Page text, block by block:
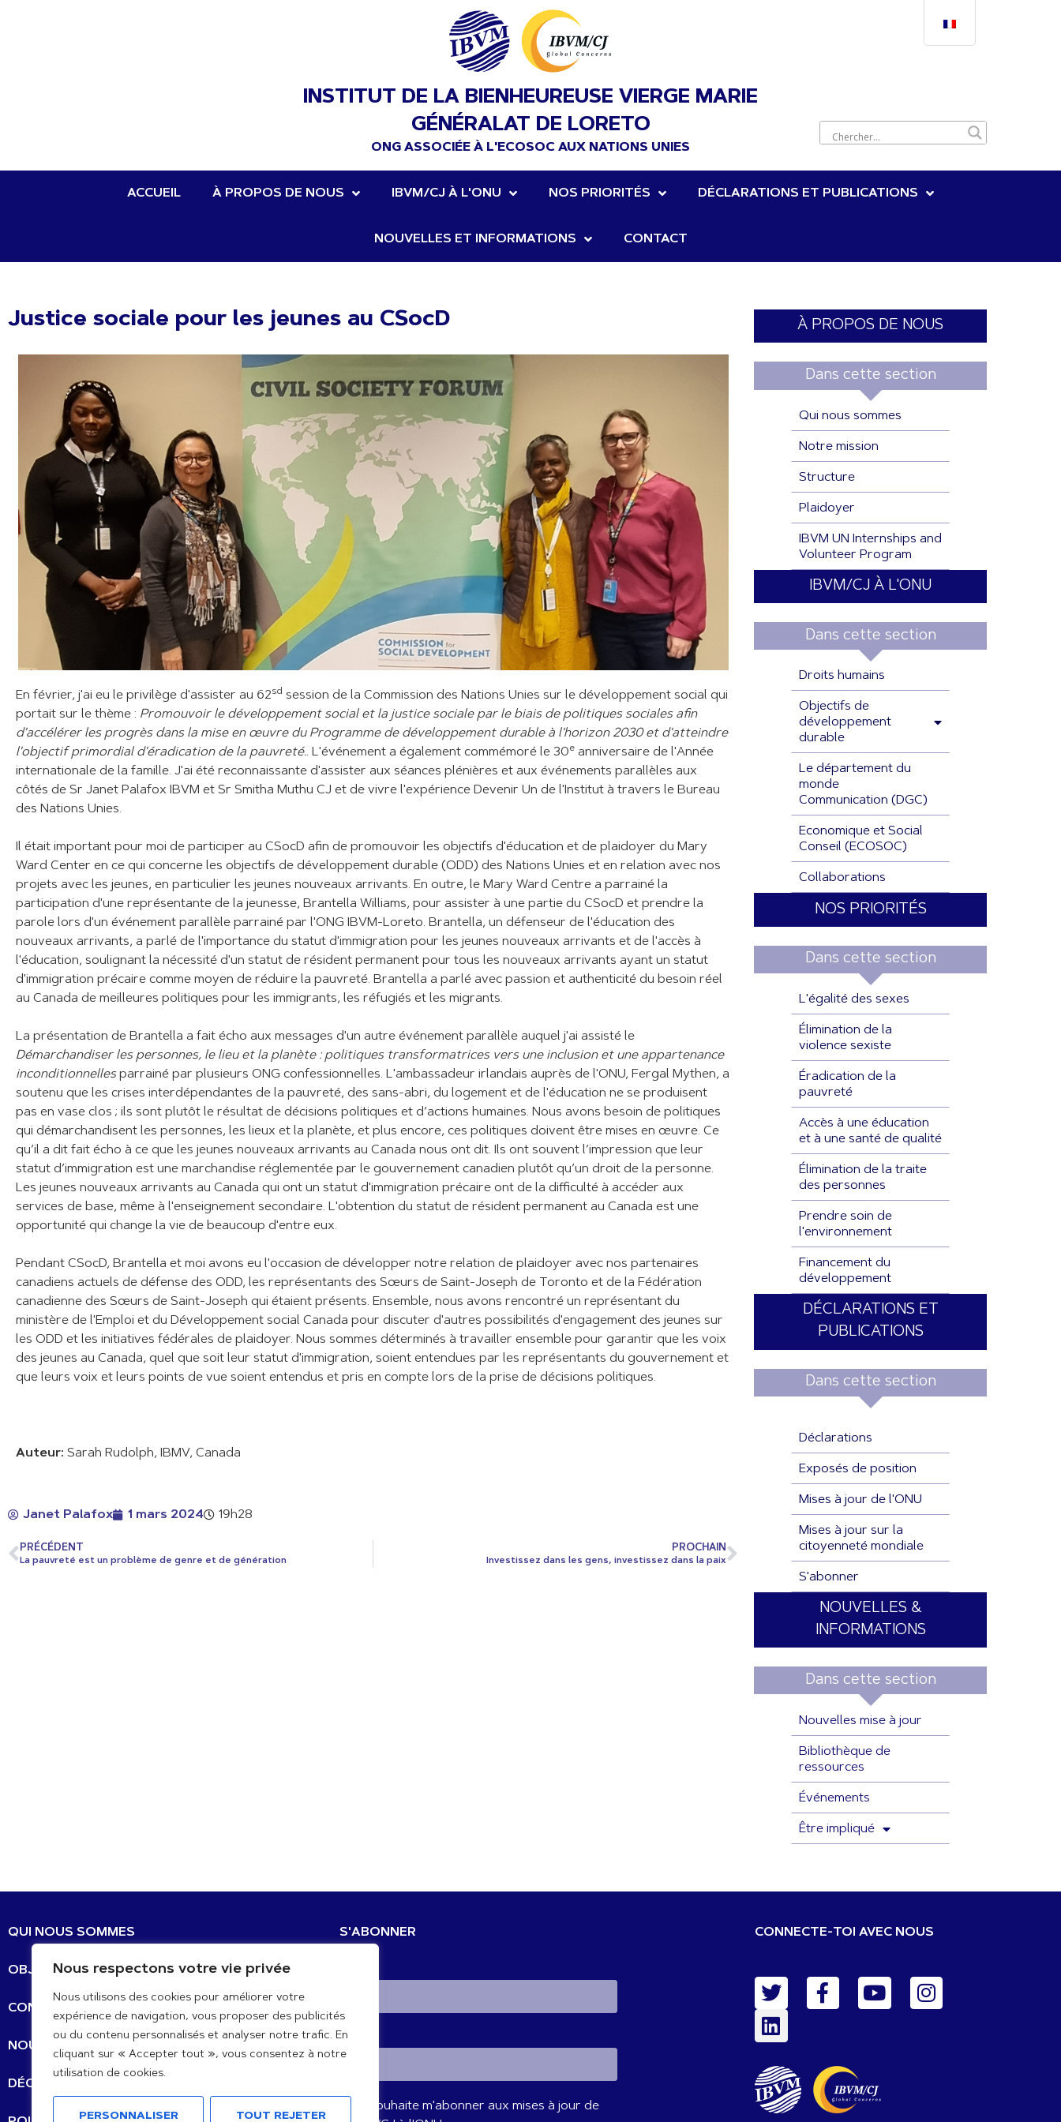
Nous respectons votre vie privée
Nous utilisons des cookies pour améliorer votre
expérience de navigation, vous proposer des publicités
ou du contenu personnalisés et analyser notre trafic. En
cliquant sur « Accepter tout », vous consentez à notre
utilisation de cookies.
PERSONNALISER TOUT REJETER
INSTITUT DE LA BIENHEUREUSE VIERGE MARIE
GÉNÉRALAT DE LORETO
ONG ASSOCIÉE À L'ECOSOC AUX NATIONS UNIES
ACCUEIL À PROPOS DE NOUS IBVM/CJ À L'ONU NOS PRIORITÉS DÉCLARATIONS ET PUBLICATIONS
NOUVELLES ET INFORMATIONS CONTACT
Justice sociale pour les jeunes au CSocD
En février, j'ai eu le privilège d'assister au 62sd session de la Commission des Nations Unies sur le développement social qui
portait sur le thème : Promouvoir le développement social et la justice sociale par le biais de politiques sociales afin
d'accélérer les progrès dans la mise en œuvre du Programme de développement durable à l'horizon 2030 et d'atteindre
l'objectif primordial d'éradication de la pauvreté.. L'événement a également commémoré le 30e anniversaire de l'Année
internationale de la famille. J'ai été reconnaissante d'assister aux séances plénières et aux événements parallèles aux
côtés de Sr Janet Palafox IBVM et Sr Smitha Muthu CJ et de vivre l'expérience Devenir Un de l'Institut à travers le Bureau
des Nations Unies.
Il était important pour moi de participer au CSocD afin de promouvoir les objectifs d'éducation et de plaidoyer du Mary
Ward Center en ce qui concerne les objectifs de développement durable (ODD) des Nations Unies et en relation avec nos
projets avec les jeunes, en particulier les jeunes nouveaux arrivants. En outre, le Mary Ward Centre a parrainé la
participation d'une représentante de la jeunesse, Brantella Williams, pour assister à une partie du CSocD et prendre la
parole lors d'un événement parallèle parrainé par l'ONG IBVM-Loreto. Brantella, un défenseur de l'éducation des
nouveaux arrivants, a parlé de l'importance du statut d'immigration pour les jeunes nouveaux arrivants et de l'accès à
l'éducation, soulignant la nécessité d'un statut de résident permanent pour tous les nouveaux arrivants ayant un statut
d'immigration précaire comme moyen de réduire la pauvreté. Brantella a parlé avec passion et authenticité du besoin réel
au Canada de meilleures politiques pour les immigrants, les réfugiés et les migrants.
La présentation de Brantella a fait écho aux messages d'un autre événement parallèle auquel j'ai assisté le
Démarchandiser les personnes, le lieu et la planète : politiques transformatrices vers une inclusion et une appartenance
inconditionnellesparrainé par plusieurs ONG confessionnelles. L'ambassadeur irlandais auprès de l'ONU, Fergal Mythen, a
soutenu que les crises interdépendantes de la pauvreté, des sans-abri, du logement et de l'éducation ne se produisent
pas en vase clos ; ils sont plutôt le résultat de décisions politiques et d’actions humaines. Nous avons besoin de politiques
qui démarchandisent les personnes, les lieux et la planète, et plus encore, ces politiques doivent être mises en œuvre. Ce
qu’il a dit fait écho à ce que les jeunes nouveaux arrivants au Canada nous ont dit. Ils ont souvent l’impression que leur
statut d’immigration est une marchandise réglementée par le gouvernement canadien plutôt qu’un droit de la personne.
Les jeunes nouveaux arrivants au Canada qui ont un statut d'immigration précaire ont de la difficulté à accéder aux
services de base, même à l'enseignement secondaire. L'obtention du statut de résident permanent au Canada est une
opportunité qui change la vie de beaucoup d'entre eux.
Pendant CSocD, Brantella et moi avons eu l'occasion de développer notre relation de plaidoyer avec nos partenaires
canadiens actuels de défense des ODD, les représentants des Sœurs de Saint-Joseph de Toronto et de la Fédération
canadienne des Sœurs de Saint-Joseph qui étaient présents. Ensemble, nous avons rencontré un représentant du
ministère de l'Emploi et du Développement social Canada pour discuter d'autres possibilités d'engagement des jeunes sur
les ODD et les initiatives fédérales de plaidoyer. Nous sommes déterminés à travailler ensemble pour garantir que les voix
des jeunes au Canada, quel que soit leur statut d'immigration, soient entendues par les représentants du gouvernement et
que leurs voix et leurs points de vue soient entendus et pris en compte lors de la prise de décisions politiques.
Auteur: Sarah Rudolph, IBMV, Canada
Janet Palafox 1 mars 2024 19h28
PRÉCÉDENT
La pauvreté est un problème de genre et de génération
PROCHAIN
Investissez dans les gens, investissez dans la paix
À PROPOS DE NOUS
Dans cette section
Qui nous sommes
Notre mission
Structure
Plaidoyer
IBVM UN Internships and
Volunteer Program
IBVM/CJ À L'ONU
Dans cette section
Droits humains
Objectifs de
développement
durable
Le département du
monde
Communication (DGC)
Economique et Social
Conseil (ECOSOC)
Collaborations
NOS PRIORITÉS
Dans cette section
L'égalité des sexes
Élimination de la
violence sexiste
Éradication de la
pauvreté
Accès à une éducation
et à une santé de qualité
Élimination de la traite
des personnes
Prendre soin de
l'environnement
Financement du
développement
DÉCLARATIONS ET
PUBLICATIONS
Dans cette section
Déclarations
Exposés de position
Mises à jour de l'ONU
Mises à jour sur la
citoyenneté mondiale
S'abonner
NOUVELLES &
INFORMATIONS
Dans cette section
Nouvelles mise à jour
Bibliothèque de
ressources
Événements
Être impliqué
QUI NOUS SOMMES
OBJECTIFS DE DÉVELOPPEMENT DURABLE
CONTACT
NOUVELLES MISE À JOUR
DÉCLARATIONS
S'ABONNER
Nom
Je souhaite m'abonner aux mises à jour de
CONNECTE-TOI AVEC NOUS